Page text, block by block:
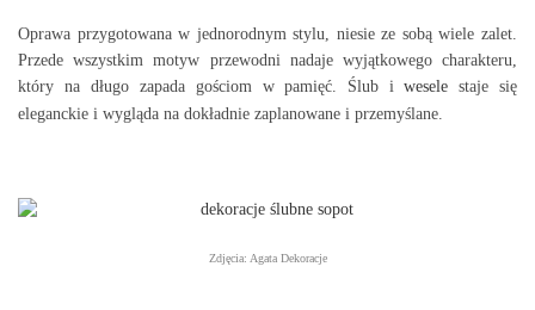
Oprawa przygotowana w jednorodnym stylu, niesie ze sobą wiele zalet.
Przede wszystkim motyw przewodni nadaje wyjątkowego charakteru,
który na długo zapada gościom w pamięć. Ślub i wesele staje się
eleganckie i wygląda na dokładnie zaplanowane i przemyślane.
Zdjęcia: Agata Dekoracje